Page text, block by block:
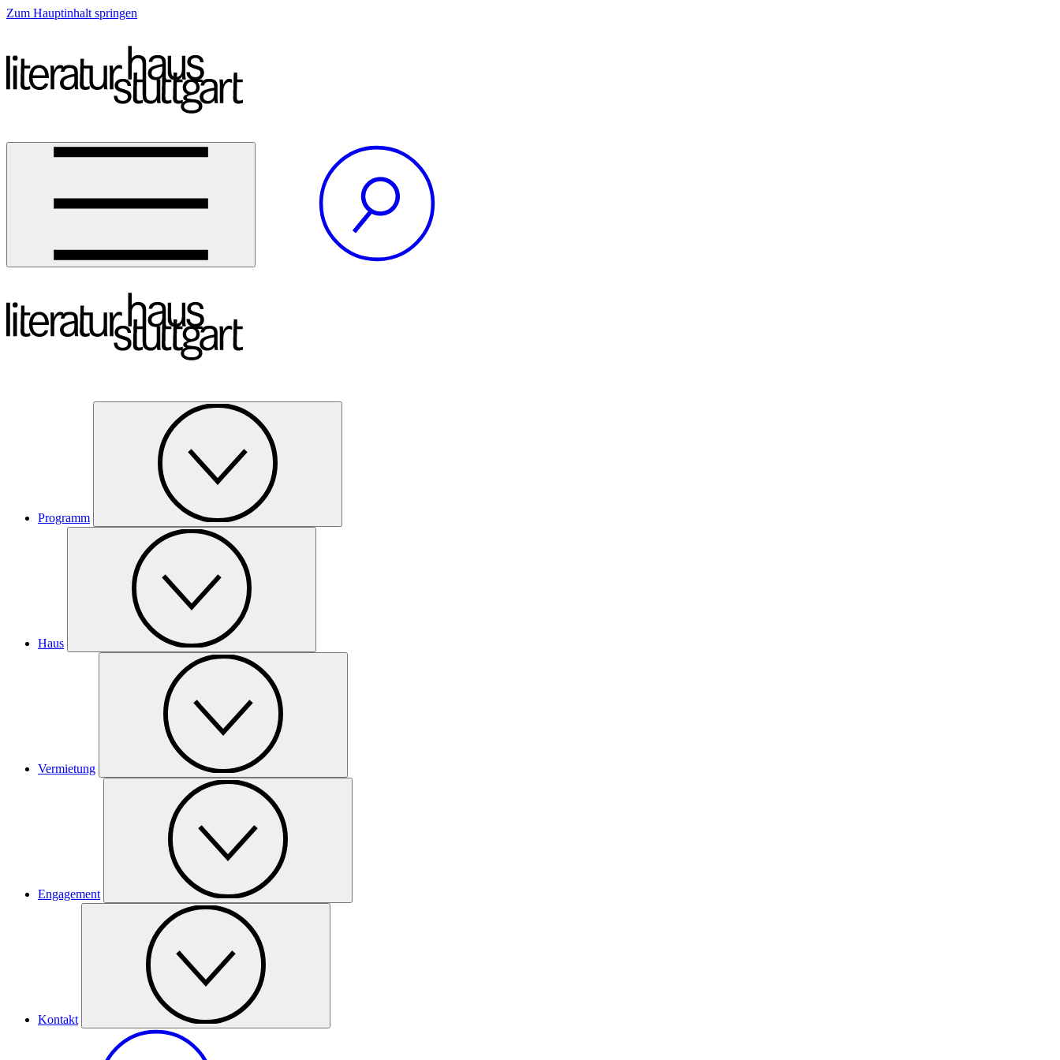
Zum Hauptinhalt springen
Programm
Haus
Vermietung
Engagement
Kontakt